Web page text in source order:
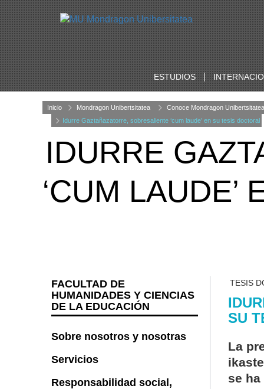
ESTUDIOS
Inicio Mondragon Unibertsitatea
Conoce Mondragon Unibertsitatea
Idurre Gaztañazatorre, sobresaliente ‘cum laude’ en su tesis doctoral
IDURRE
‘CUM
TESIS
SU
La
se
FACULTAD DE
HUMANIDADES Y CIENCIAS
DE LA EDUCACIÓN
Sobre nosotros y nosotras
Servicios
Responsabilidad social,